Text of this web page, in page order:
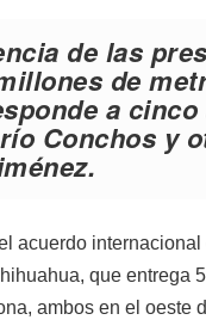
de las
de
a
Conchos y
acuerdo
que entrega
ambos en el oeste